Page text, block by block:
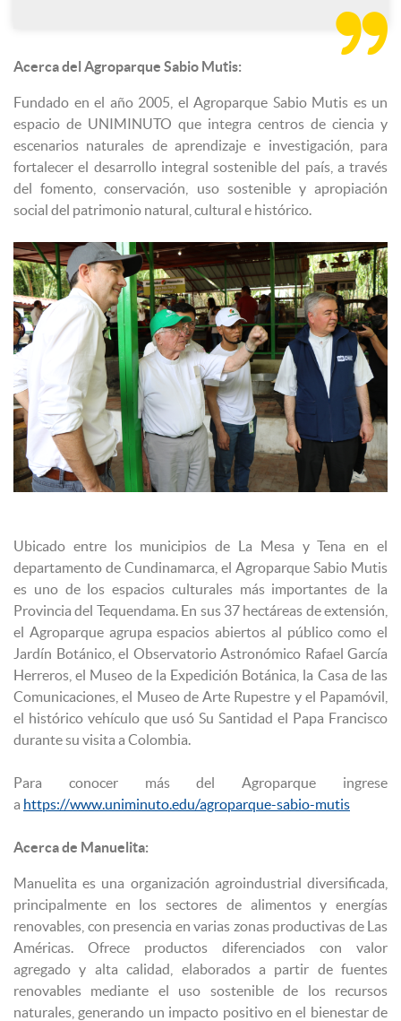

Acerca del Agroparque Sabio Mutis:
Fundado en el año 2005, el Agroparque Sabio Mutis es un
espacio de UNIMINUTO que integra centros de ciencia y
escenarios naturales de aprendizaje e investigación, para
fortalecer el desarrollo integral sostenible del país, a través
del fomento, conservación, uso sostenible y apropiación
social del patrimonio natural, cultural e histórico.
Ubicado entre los municipios de La Mesa y Tena en el
departamento de Cundinamarca, el Agroparque Sabio Mutis
es uno de los espacios culturales más importantes de la
Provincia del Tequendama. En sus 37 hectáreas de extensión,
el Agroparque agrupa espacios abiertos al público como el
Jardín Botánico, el Observatorio Astronómico Rafael García
Herreros, el Museo de la Expedición Botánica, la Casa de las
Comunicaciones, el Museo de Arte Rupestre y el Papamóvil,
el histórico vehículo que usó Su Santidad el Papa Francisco
durante su visita a Colombia.
Para conocer más del Agroparque ingrese
a https://www.uniminuto.edu/agroparque-sabio-mutis
Acerca de Manuelita:
Manuelita es una organización agroindustrial diversificada,
principalmente en los sectores de alimentos y energías
renovables, con presencia en varias zonas productivas de Las
Américas. Ofrece productos diferenciados con valor
agregado y alta calidad, elaborados a partir de fuentes
renovables mediante el uso sostenible de los recursos
naturales, generando un impacto positivo en el bienestar de